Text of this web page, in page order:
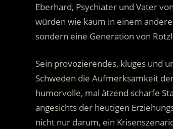
Eberhard, Psychiater und Vater
würden wie kaum in einem
sondern eine Generation von
Sein provozierendes, kluges und
Schweden die Aufmerksamkeit
humorvolle, mal ätzend scharfe
angesichts der heutigen
nicht nur darum, ein